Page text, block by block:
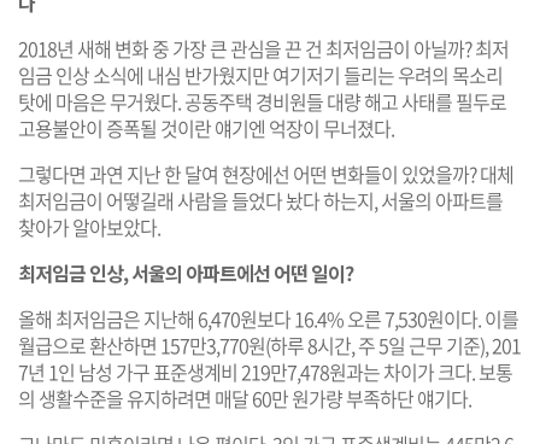
​2018년 새해 변화 중 가장 큰 관심을 끈 건 최저임금이 아닐까? 최저
임금 인상 소식에 내심 반가웠지만 여기저기 들리는 우려의 목소리
탓에 마음은 무거웠다. 공동주택 경비원들 대량 해고 사태를 필두로
고용불안이 증폭될 것이란 얘기엔 억장이 무너졌다.
그렇다면 과연 지난 한 달여 현장에선 어떤 변화들이 있었을까? 대체
최저임금이 어떻길래 사람을 들었다 놨다 하는지, 서울의 아파트를
찾아가 알아보았다.
최저임금 인상, 서울의 아파트에선 어떤 일이?
올해 최저임금은 지난해 6,470원보다 16.4% 오른 7,530원이다. 이를
월급으로 환산하면 157만3,770원(하루 8시간, 주 5일 근무 기준), 201
7년 1인 남성 가구 표준생계비 219만7,478원과는 차이가 크다. 보통
의 생활수준을 유지하려면 매달 60만 원가량 부족하단 얘기다.